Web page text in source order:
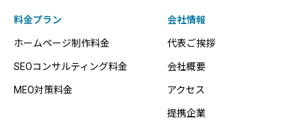
料金プラン
ホームページ制作料金
SEOコンサルティング料金
MEO対策料金
会社情報
代表ご挨拶
会社概要
アクセス
提携企業